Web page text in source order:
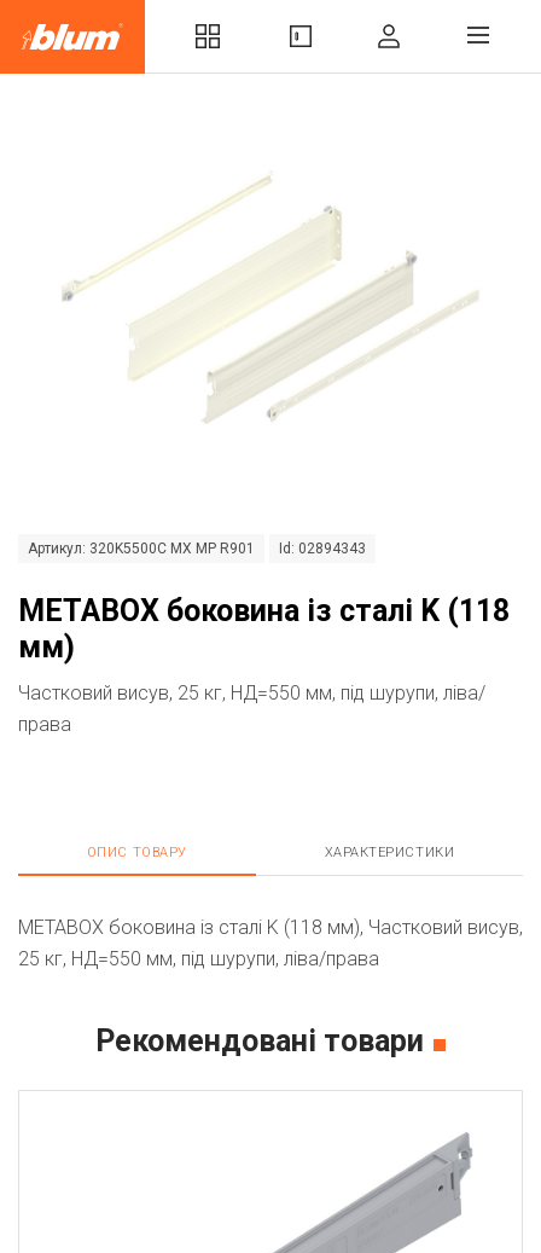
Артикул: 320K5500C MX MP R901 Id: 02894343
METABOX боковина із сталі K (118
мм)
Частковий висув, 25 кг, НД=550 мм, під шурупи, ліва/
права
ОПИС ТОВАРУ ХАРАКТЕРИСТИКИ
METABOX боковина із сталі K (118 мм), Частковий висув,
25 кг, НД=550 мм, під шурупи, ліва/права
Рекомендовані товари